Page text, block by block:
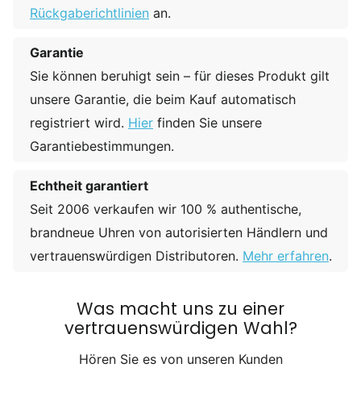
Rückgaberichtlinien an.
Garantie
Sie können beruhigt sein – für dieses Produkt gilt
unsere Garantie, die beim Kauf automatisch
registriert wird. Hier finden Sie unsere
Garantiebestimmungen.
Echtheit garantiert
Seit 2006 verkaufen wir 100 % authentische,
brandneue Uhren von autorisierten Händlern und
vertrauenswürdigen Distributoren. Mehr erfahren.
Was macht uns zu einer
vertrauenswürdigen Wahl?
Hören Sie es von unseren Kunden